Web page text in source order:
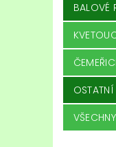
BALOVÉ
OSTATNÍ